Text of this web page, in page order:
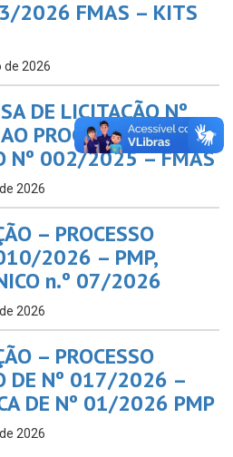
2026 FMAS – KITS
de 2026
DE LICITAÇÃO Nº
PROC.
Nº 002/2025 – FMAS
2026
– PROCESSO
2026 – PMP,
n.º 07/2026
2026
– PROCESSO
DE Nº 017/2026 –
DE Nº 01/2026 PMP
2026